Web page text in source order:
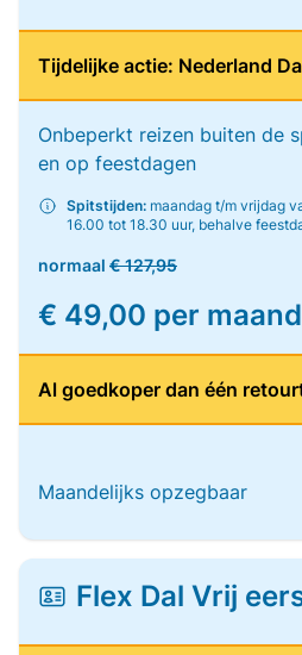
Tijdelijke actie: Nederland
Onbeperkt reizen buiten de
en op feestdagen
Spitstijden: maandag t/m vrijdag
16.00 tot 18.30 uur, behalve
normaal € 127,95
€ 49,00 per maand
Al goedkoper dan één
Maandelijks opzegbaar
Flex Dal Vrij